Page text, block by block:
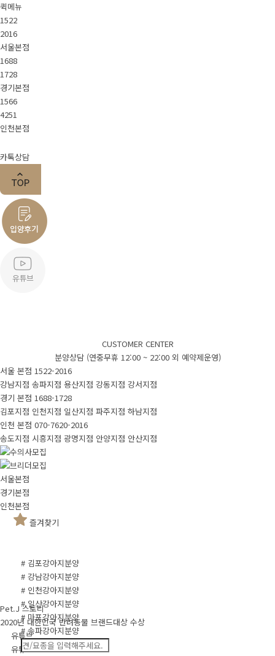
퀵메뉴
1522
2016
서울본점
1688
1728
경기본점
1566
4251
인천본점
카톡상담
CUSTOMER CENTER
분양상담 (연중무휴 12:00 ~ 22:00 외 예약제운영)
서울 본점 1522-2016
강남지점 송파지점 용산지점 강동지점 강서지점
경기 본점 1688-1728
김포지점 인천지점 일산지점 파주지점 하남지점
인천 본점 070-7620-2016
송도지점 시흥지점 광명지점 안양지점 안산지점
서울본점
경기본점
인천본점
즐겨찾기
# 김포강아지분양
# 강남강아지분양
# 인천강아지분양
# 일산강아지분양
# 마포강아지분양
# 송파강아지분양
Pet.J 스토리
2020년 대한민국 반려동물 브랜드대상 수상
유튜브
유튜브